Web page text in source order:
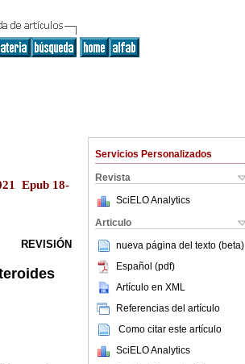
Servicios Personalizados
Revista
SciELO Analytics
Articulo
nueva página del texto (beta)
Español (pdf)
Artículo en XML
Referencias del artículo
Como citar este artículo
SciELO Analytics
Epub 18-
REVISIÓN